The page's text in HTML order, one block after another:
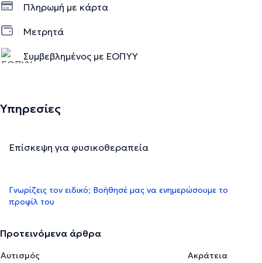
Πληρωμή με κάρτα
Μετρητά
Συμβεβλημένος με ΕΟΠΥΥ
Υπηρεσίες
Επίσκεψη για φυσικοθεραπεία
Γνωρίζεις τον ειδικό; Βοήθησέ μας να ενημερώσουμε το
προφίλ του
Προτεινόμενα άρθρα
Αυτισμός
Ακράτεια